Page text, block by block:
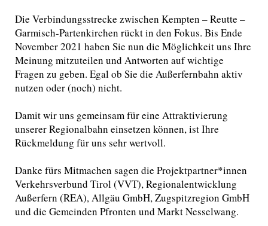
Die Verbindungsstrecke zwischen Kempten – Reutte –
Garmisch-Partenkirchen rückt in den Fokus. Bis Ende
November 2021 haben Sie nun die Möglichkeit uns Ihre
Meinung mitzuteilen und Antworten auf wichtige
Fragen zu geben. Egal ob Sie die Außerfernbahn aktiv
nutzen oder (noch) nicht.
Damit wir uns gemeinsam für eine Attraktivierung
unserer Regionalbahn einsetzen können, ist Ihre
Rückmeldung für uns sehr wertvoll.
Danke fürs Mitmachen sagen die Projektpartner*innen
Verkehrsverbund Tirol (VVT), Regionalentwicklung
Außerfern (REA), Allgäu GmbH, Zugspitzregion GmbH
und die Gemeinden Pfronten und Markt Nesselwang.